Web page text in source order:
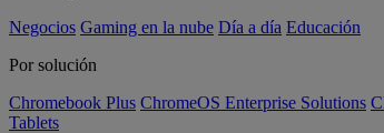
Negocios Gaming en la nube Día a día Educación
Por solución
Chromebook Plus ChromeOS Enterprise Solutions
Tablets